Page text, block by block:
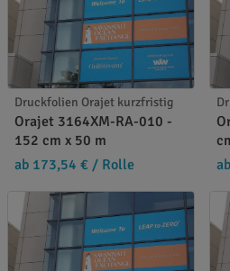
Druckfolien Orajet kurzfristig
Orajet 3164XM-RA-010 -
152 cm x 50 m
ab 173,54 € / Rolle